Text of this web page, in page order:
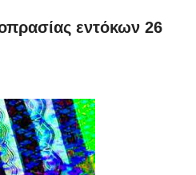
εντόκων 26